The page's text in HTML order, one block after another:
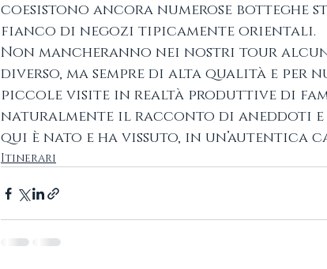
coesistono ancora numerose botteghe
fianco di negozi tipicamente orientali.
Non mancheranno nei nostri tour
diverso, ma sempre di alta qualità e
piccole visite in realtà produttive di
naturalmente il racconto di aneddoti
qui è nato e ha vissuto, in un’autentica
Itinerari